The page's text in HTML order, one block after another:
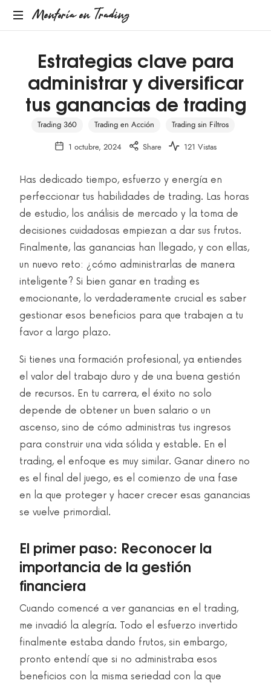
Mentoría en Trading
Estrategias clave para
administrar y diversificar
tus ganancias de trading
Trading 360 Trading en Acción Trading sin Filtros
1 octubre, 2024 Share 121 Vistas
Has dedicado tiempo, esfuerzo y energía en
perfeccionar tus habilidades de trading. Las horas
de estudio, los análisis de mercado y la toma de
decisiones cuidadosas empiezan a dar sus frutos.
Finalmente, las ganancias han llegado, y con ellas,
un nuevo reto: ¿cómo administrarlas de manera
inteligente? Si bien ganar en trading es
emocionante, lo verdaderamente crucial es saber
gestionar esos beneficios para que trabajen a tu
favor a largo plazo.
Si tienes una formación profesional, ya entiendes
el valor del trabajo duro y de una buena gestión
de recursos. En tu carrera, el éxito no solo
depende de obtener un buen salario o un
ascenso, sino de cómo administras tus ingresos
para construir una vida sólida y estable. En el
trading, el enfoque es muy similar. Ganar dinero no
es el final del juego, es el comienzo de una fase
en la que proteger y hacer crecer esas ganancias
se vuelve primordial.
El primer paso: Reconocer la
importancia de la gestión
financiera
Cuando comencé a ver ganancias en el trading,
me invadió la alegría. Todo el esfuerzo invertido
finalmente estaba dando frutos, sin embargo,
pronto entendí que si no administraba esos
beneficios con la misma seriedad con la que